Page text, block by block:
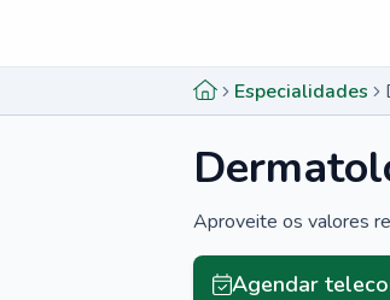
Especialidades
Aproveite os valores
Agendar